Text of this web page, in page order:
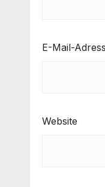
E-Mail-
Website